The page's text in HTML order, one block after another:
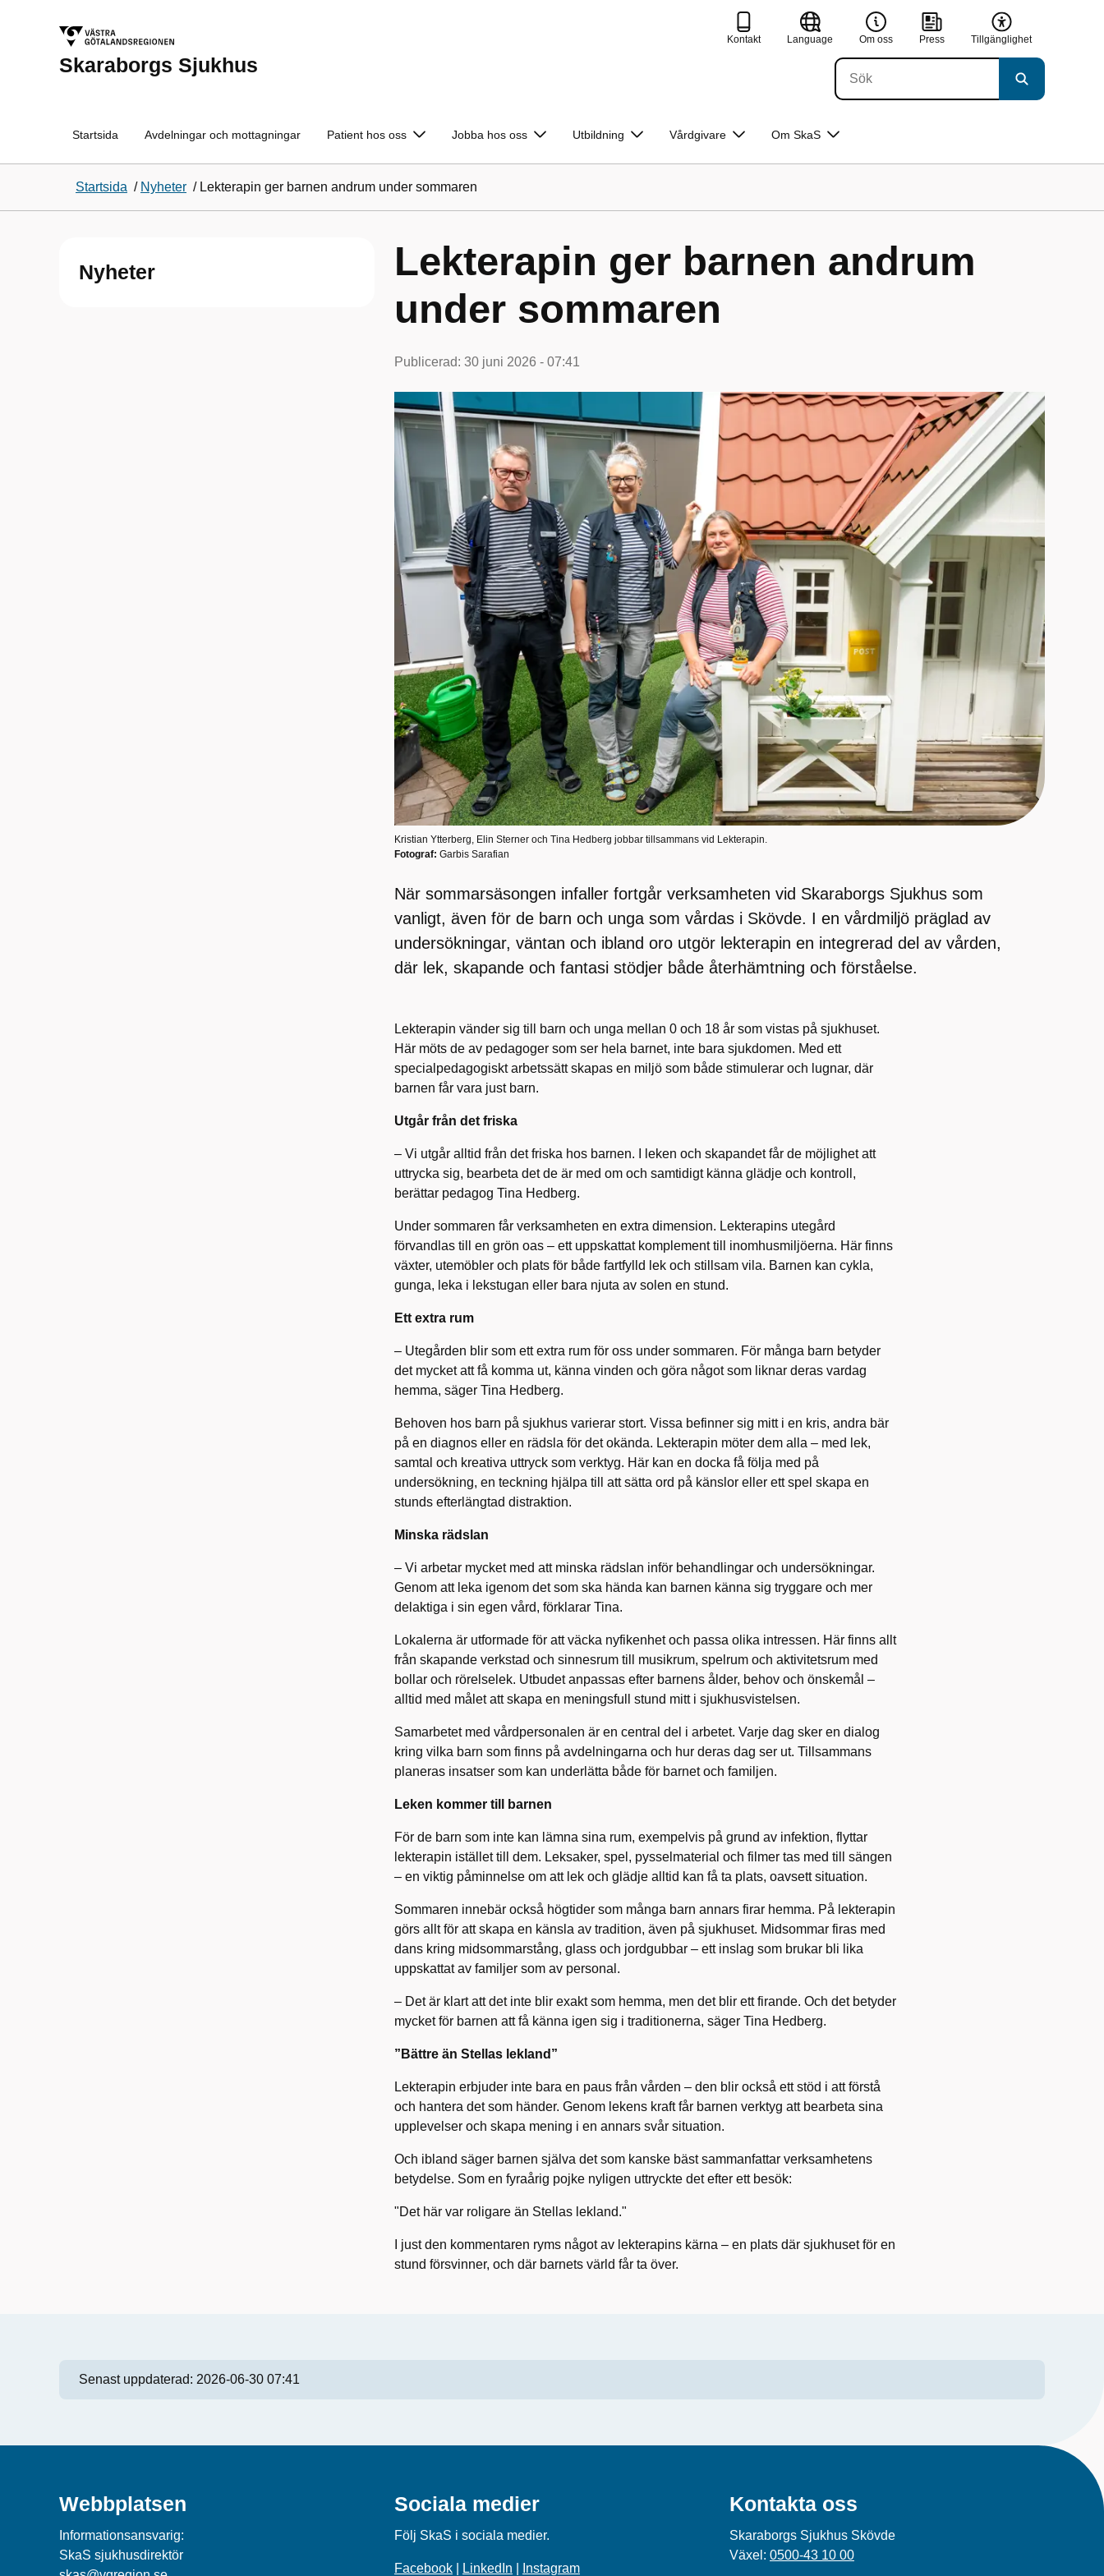
Skaraborgs Sjukhus
Kontakt Language Om oss Press Tillgänglighet
Startsida Avdelningar och mottagningar Patient hos oss Jobba hos oss Utbildning Vårdgivare Om SkaS
Startsida / Nyheter / Lekterapin ger barnen andrum under sommaren
Nyheter
Lekterapin ger barnen andrum
under sommaren
Publicerad: 30 juni 2026 - 07:41
Kristian Ytterberg, Elin Sterner och Tina Hedberg jobbar tillsammans vid Lekterapin.
Fotograf: Garbis Sarafian
När sommarsäsongen infaller fortgår verksamheten vid Skaraborgs Sjukhus som
vanligt, även för de barn och unga som vårdas i Skövde. I en vårdmiljö präglad av
undersökningar, väntan och ibland oro utgör lekterapin en integrerad del av vården,
där lek, skapande och fantasi stödjer både återhämtning och förståelse.
Lekterapin vänder sig till barn och unga mellan 0 och 18 år som vistas på sjukhuset.
Här möts de av pedagoger som ser hela barnet, inte bara sjukdomen. Med ett
specialpedagogiskt arbetssätt skapas en miljö som både stimulerar och lugnar, där
barnen får vara just barn.
Utgår från det friska
– Vi utgår alltid från det friska hos barnen. I leken och skapandet får de möjlighet att
uttrycka sig, bearbeta det de är med om och samtidigt känna glädje och kontroll,
berättar pedagog Tina Hedberg.
Under sommaren får verksamheten en extra dimension. Lekterapins utegård
förvandlas till en grön oas – ett uppskattat komplement till inomhusmiljöerna. Här finns
växter, utemöbler och plats för både fartfylld lek och stillsam vila. Barnen kan cykla,
gunga, leka i lekstugan eller bara njuta av solen en stund.
Ett extra rum
– Utegården blir som ett extra rum för oss under sommaren. För många barn betyder
det mycket att få komma ut, känna vinden och göra något som liknar deras vardag
hemma, säger Tina Hedberg.
Behoven hos barn på sjukhus varierar stort. Vissa befinner sig mitt i en kris, andra bär
på en diagnos eller en rädsla för det okända. Lekterapin möter dem alla – med lek,
samtal och kreativa uttryck som verktyg. Här kan en docka få följa med på
undersökning, en teckning hjälpa till att sätta ord på känslor eller ett spel skapa en
stunds efterlängtad distraktion.
Minska rädslan
– Vi arbetar mycket med att minska rädslan inför behandlingar och undersökningar.
Genom att leka igenom det som ska hända kan barnen känna sig tryggare och mer
delaktiga i sin egen vård, förklarar Tina.
Lokalerna är utformade för att väcka nyfikenhet och passa olika intressen. Här finns allt
från skapande verkstad och sinnesrum till musikrum, spelrum och aktivitetsrum med
bollar och rörelselek. Utbudet anpassas efter barnens ålder, behov och önskemål –
alltid med målet att skapa en meningsfull stund mitt i sjukhusvistelsen.
Samarbetet med vårdpersonalen är en central del i arbetet. Varje dag sker en dialog
kring vilka barn som finns på avdelningarna och hur deras dag ser ut. Tillsammans
planeras insatser som kan underlätta både för barnet och familjen.
Leken kommer till barnen
För de barn som inte kan lämna sina rum, exempelvis på grund av infektion, flyttar
lekterapin istället till dem. Leksaker, spel, pysselmaterial och filmer tas med till sängen
– en viktig påminnelse om att lek och glädje alltid kan få ta plats, oavsett situation.
Sommaren innebär också högtider som många barn annars firar hemma. På lekterapin
görs allt för att skapa en känsla av tradition, även på sjukhuset. Midsommar firas med
dans kring midsommarstång, glass och jordgubbar – ett inslag som brukar bli lika
uppskattat av familjer som av personal.
– Det är klart att det inte blir exakt som hemma, men det blir ett firande. Och det betyder
mycket för barnen att få känna igen sig i traditionerna, säger Tina Hedberg.
”Bättre än Stellas lekland”
Lekterapin erbjuder inte bara en paus från vården – den blir också ett stöd i att förstå
och hantera det som händer. Genom lekens kraft får barnen verktyg att bearbeta sina
upplevelser och skapa mening i en annars svår situation.
Och ibland säger barnen själva det som kanske bäst sammanfattar verksamhetens
betydelse. Som en fyraårig pojke nyligen uttryckte det efter ett besök:
"Det här var roligare än Stellas lekland."
I just den kommentaren ryms något av lekterapins kärna – en plats där sjukhuset för en
stund försvinner, och där barnets värld får ta över.
Senast uppdaterad: 2026-06-30 07:41
Webbplatsen
Informationsansvarig:
SkaS sjukhusdirektör
Sociala medier
Följ SkaS i sociala medier.
Facebook LinkedIn Instagram
Kontakta oss
Skaraborgs Sjukhus Skövde
Växel: 0500-43 10 00